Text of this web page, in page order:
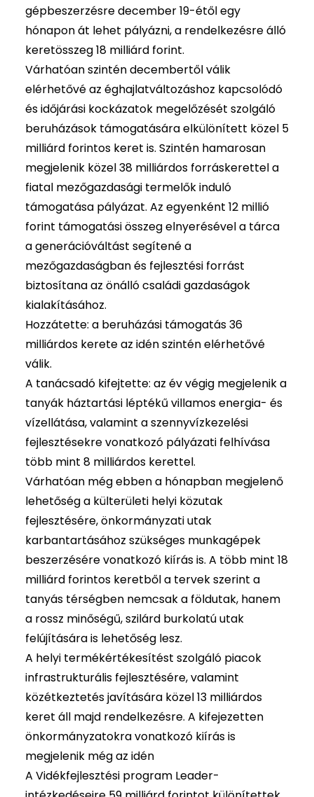
gépbeszerzésre december 19-étől egy
hónapon át lehet pályázni, a rendelkezésre álló
keretösszeg 18 milliárd forint.
Várhatóan szintén decembertől válik
elérhetővé az éghajlatváltozáshoz kapcsolódó
és időjárási kockázatok megelőzését szolgáló
beruházások támogatására elkülönített közel 5
milliárd forintos keret is. Szintén hamarosan
megjelenik közel 38 milliárdos forráskerettel a
fiatal mezőgazdasági termelők induló
támogatása pályázat. Az egyenként 12 millió
forint támogatási összeg elnyerésével a tárca
a generációváltást segítené a
mezőgazdaságban és fejlesztési forrást
biztosítana az önálló családi gazdaságok
kialakításához.
Hozzátette: a beruházási támogatás 36
milliárdos kerete az idén szintén elérhetővé
válik.
A tanácsadó kifejtette: az év végig megjelenik a
tanyák háztartási léptékű villamos energia- és
vízellátása, valamint a szennyvízkezelési
fejlesztésekre vonatkozó pályázati felhívása
több mint 8 milliárdos kerettel.
Várhatóan még ebben a hónapban megjelenő
lehetőség a külterületi helyi közutak
fejlesztésére, önkormányzati utak
karbantartásához szükséges munkagépek
beszerzésére vonatkozó kiírás is. A több mint 18
milliárd forintos keretből a tervek szerint a
tanyás térségben nemcsak a földutak, hanem
a rossz minőségű, szilárd burkolatú utak
felújítására is lehetőség lesz.
A helyi termékértékesítést szolgáló piacok
infrastrukturális fejlesztésére, valamint
közétkeztetés javítására közel 13 milliárdos
keret áll majd rendelkezésre. A kifejezetten
önkormányzatokra vonatkozó kiírás is
megjelenik még az idén
A Vidékfejlesztési program Leader-